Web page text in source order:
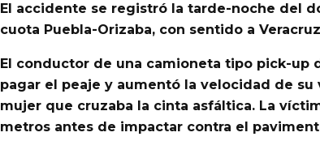
El accidente se registró la tarde-noche del
cuota Puebla-Orizaba, con sentido a
El conductor de una camioneta tipo pick-up
pagar el peaje y aumentó la velocidad de su
mujer que cruzaba la cinta asfáltica. La
metros antes de impactar contra el